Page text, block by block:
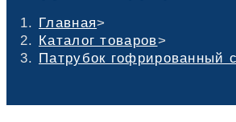
Главная>
Каталог товаров>
Патрубок гофрированный